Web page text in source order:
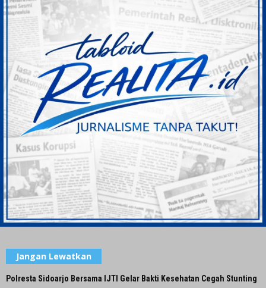
Jangan Lewatkan
Polresta Sidoarjo Bersama IJTI Gelar Bakti Kesehatan Cegah Stunting